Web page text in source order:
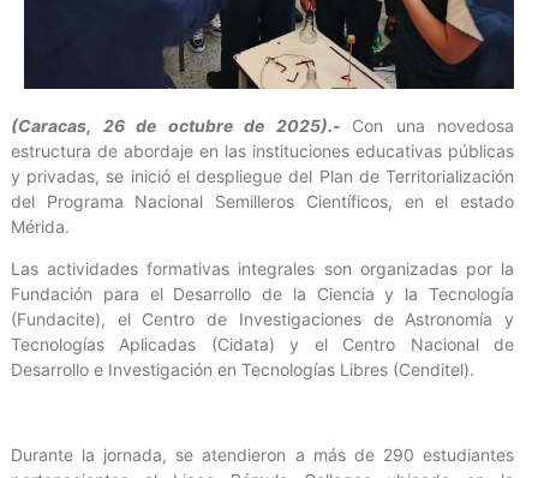
(Caracas, 26 de octubre de 2025).- Con una novedosa
estructura de abordaje en las instituciones educativas públicas
y privadas, se inició el despliegue del Plan de Territorialización
del Programa Nacional Semilleros Científicos, en el estado
Mérida.
Las actividades formativas integrales son organizadas por la
Fundación para el Desarrollo de la Ciencia y la Tecnología
(Fundacite), el Centro de Investigaciones de Astronomía y
Tecnologías Aplicadas (Cidata) y el Centro Nacional de
Desarrollo e Investigación en Tecnologías Libres (Cenditel).
Durante la jornada, se atendieron a más de 290 estudiantes